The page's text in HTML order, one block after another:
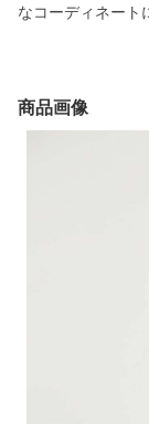
なコーディネート
商品画像